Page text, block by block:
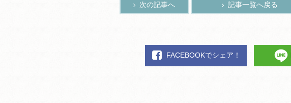
次の記事へ 記事一覧へ戻る
FACEBOOKでシェア！